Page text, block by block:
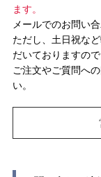
ます。
メールでのお問い
ただし、土日祝な
だいておりますので
ご注文やご質問へ
い。